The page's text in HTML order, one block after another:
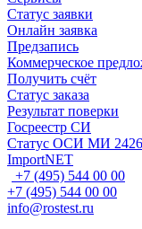
Статус заявки
Онлайн заявка
Предзапись
Коммерческое
Получить счёт
Статус заказа
Результат поверки
Госреестр СИ
Статус ОСИ МИ
ImportNET
+7 (495) 544 00 00
+7 (495) 544 00 00
info@rostest.ru